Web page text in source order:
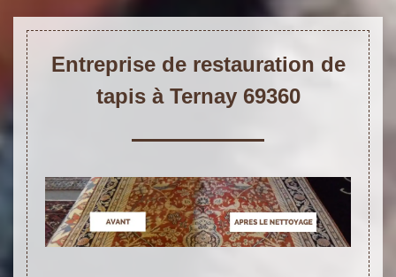
Entreprise de restauration de
tapis à Ternay 69360